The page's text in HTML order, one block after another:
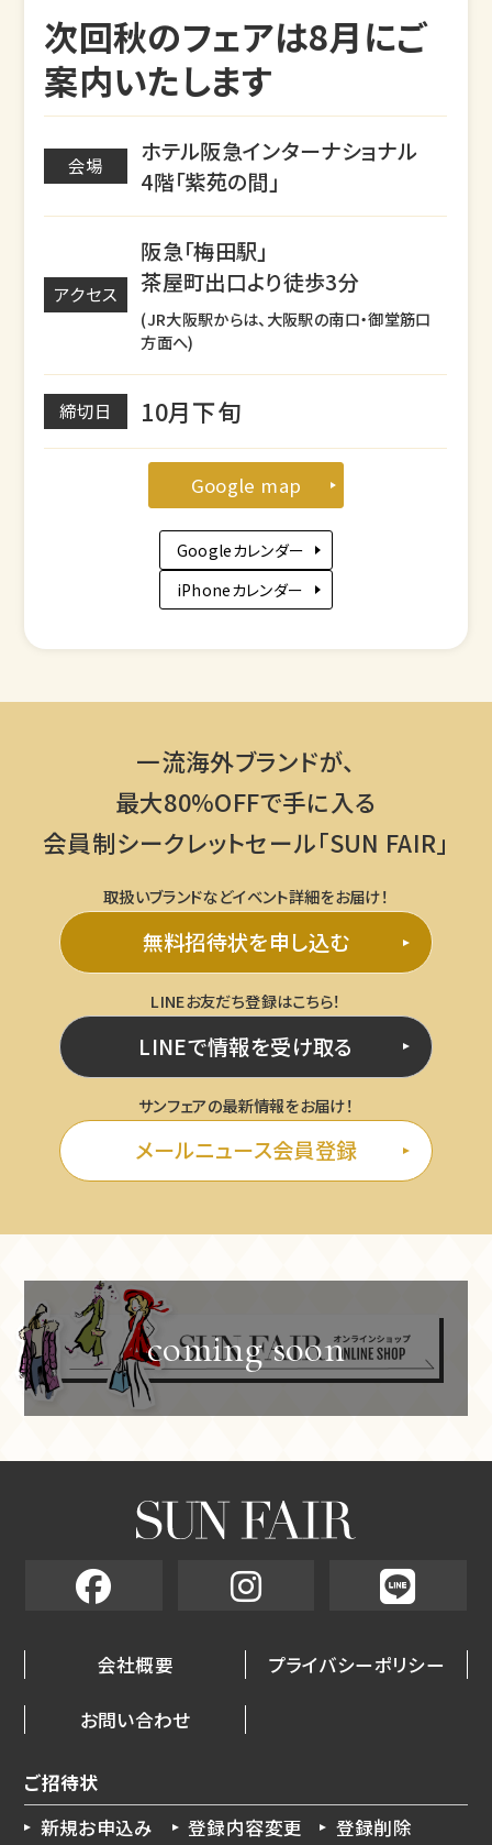
次回秋のフェアは8月にご
案内いたします
会場
ホテル阪急インターナショナル
4階「紫苑の間」
アクセス
阪急「梅田駅」
茶屋町出口より徒歩3分
(JR大阪駅からは、大阪駅の南口・御堂筋口
方面へ)
締切日 10月下旬
Google map
Googleカレンダー
iPhoneカレンダー
一流海外ブランドが、
最大80%OFFで手に入る
会員制シークレットセール「SUN FAIR」
取扱いブランドなどイベント詳細をお届け！
LINEお友だち登録はこちら！
サンフェアの最新情報をお届け！
無料招待状を申し込む
LINEで情報を受け取る
メールニュース会員登録
会社概要 プライバシーポリシー
お問い合わせ
ご招待状
新規お申込み
登録内容変更 登録削除